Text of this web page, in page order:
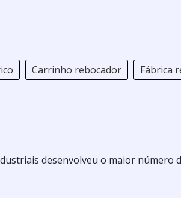
Carrinho rebocador Fábrica
desenvolveu o maior número